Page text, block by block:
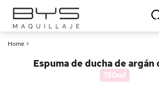
Home >
Espuma de ducha de argán
150ml